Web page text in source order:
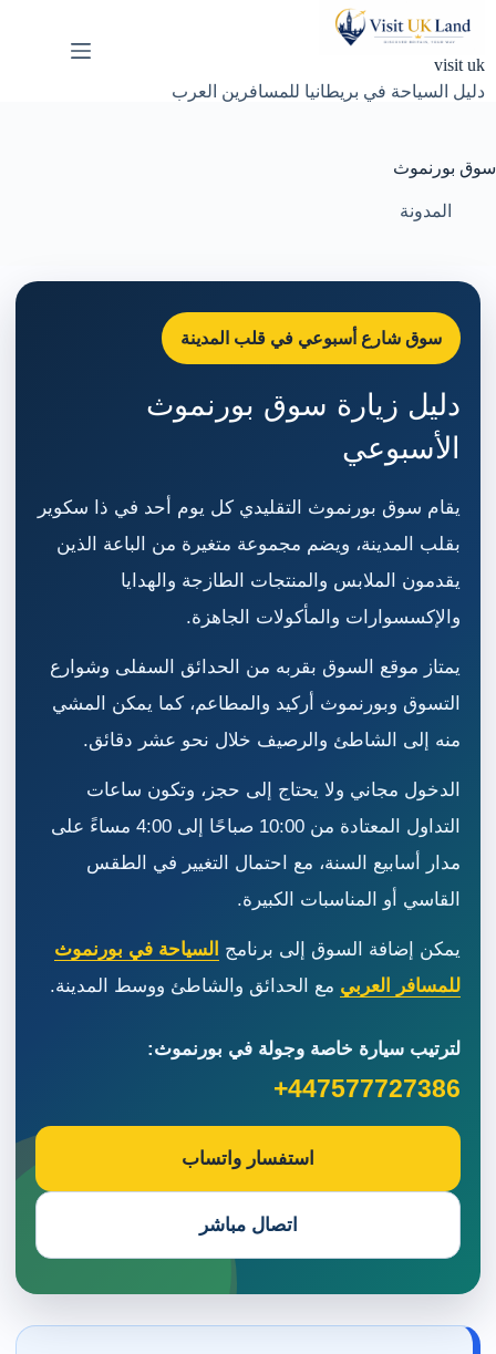
visit uk
دليل السياحة في بريطانيا للمسافرين العرب
سوق بورنموث
المدونة
سوق شارع أسبوعي في قلب المدينة
دليل زيارة سوق بورنموث
الأسبوعي
يقام سوق بورنموث التقليدي كل يوم أحد في ذا سكوير
بقلب المدينة، ويضم مجموعة متغيرة من الباعة الذين
يقدمون الملابس والمنتجات الطازجة والهدايا
والإكسسوارات والمأكولات الجاهزة.
يمتاز موقع السوق بقربه من الحدائق السفلى وشوارع
التسوق وبورنموث أركيد والمطاعم، كما يمكن المشي
منه إلى الشاطئ والرصيف خلال نحو عشر دقائق.
الدخول مجاني ولا يحتاج إلى حجز، وتكون ساعات
التداول المعتادة من 10:00 صباحًا إلى 4:00 مساءً على
مدار أسابيع السنة، مع احتمال التغيير في الطقس
القاسي أو المناسبات الكبيرة.
يمكن إضافة السوق إلى برنامج السياحة في بورنموث
للمسافر العربي مع الحدائق والشاطئ ووسط المدينة.
لترتيب سيارة خاصة وجولة في بورنموث:
+447577727386
استفسار واتساب
اتصال مباشر